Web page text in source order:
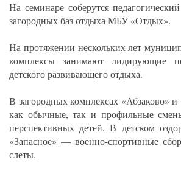
На семинаре соберутся
загородных баз отдыха МБУ «Отдых».
На протяжении нескольких лет
комплексы занимают лидирующие
детского развивающего отдыха.
В загородных комплексах «Абзаково» и
как обычные, так и профильные
перспективных детей. В детском
«Запасное» — военно-спортивные
слеты.